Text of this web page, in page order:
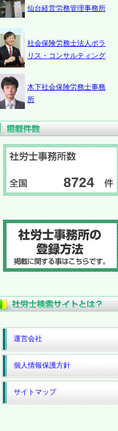
仙台経営労務管理事務所
社会保険労務士法人ポラ
リス・コンサルティング
木下社会保険労務士事務
所
8724
運営会社
個人情報保護方針
サイトマップ